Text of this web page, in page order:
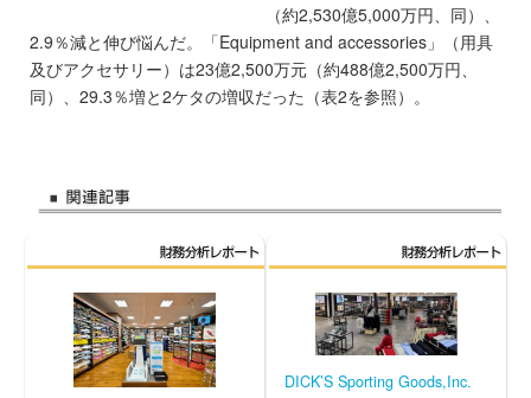
（約2,530億5,000万円、同）、
2.9％減と伸び悩んだ。「Equipment and accessories」（用具
及びアクセサリー）は23億2,500万元（約488億2,500万円、
同）、29.3％増と2ケタの増収だった（表2を参照）。
DICK’S Sporting Goods,Inc.